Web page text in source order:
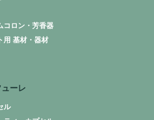
コロン・芳香器
用 基材・器材
ーレ
ル